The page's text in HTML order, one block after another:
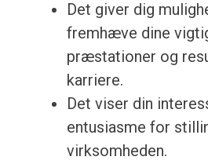
Det giver dig
fremhæve dine
præstationer og
karriere.
Det viser din
entusiasme for
virksomheden.